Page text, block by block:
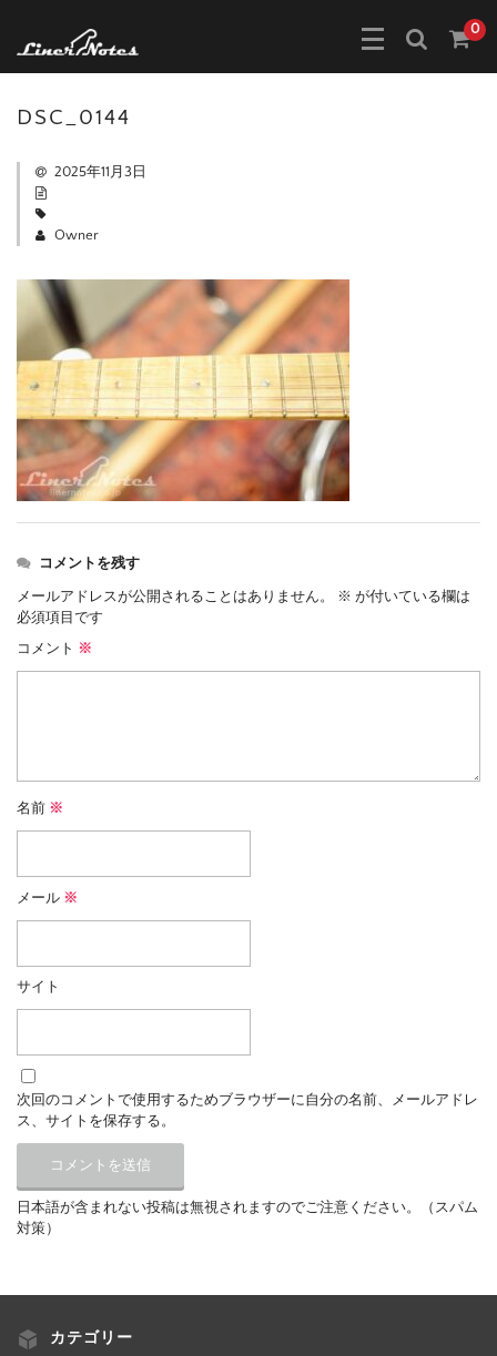
0
DSC_0144
2025年11月3日
Owner
コメントを残す
メールアドレスが公開されることはありません。 ※ が付いている欄は
必須項目です
コメント ※
名前 ※
メール ※
サイト
次回のコメントで使用するためブラウザーに自分の名前、メールアドレ
ス、サイトを保存する。
日本語が含まれない投稿は無視されますのでご注意ください。（スパム
対策）
カテゴリー